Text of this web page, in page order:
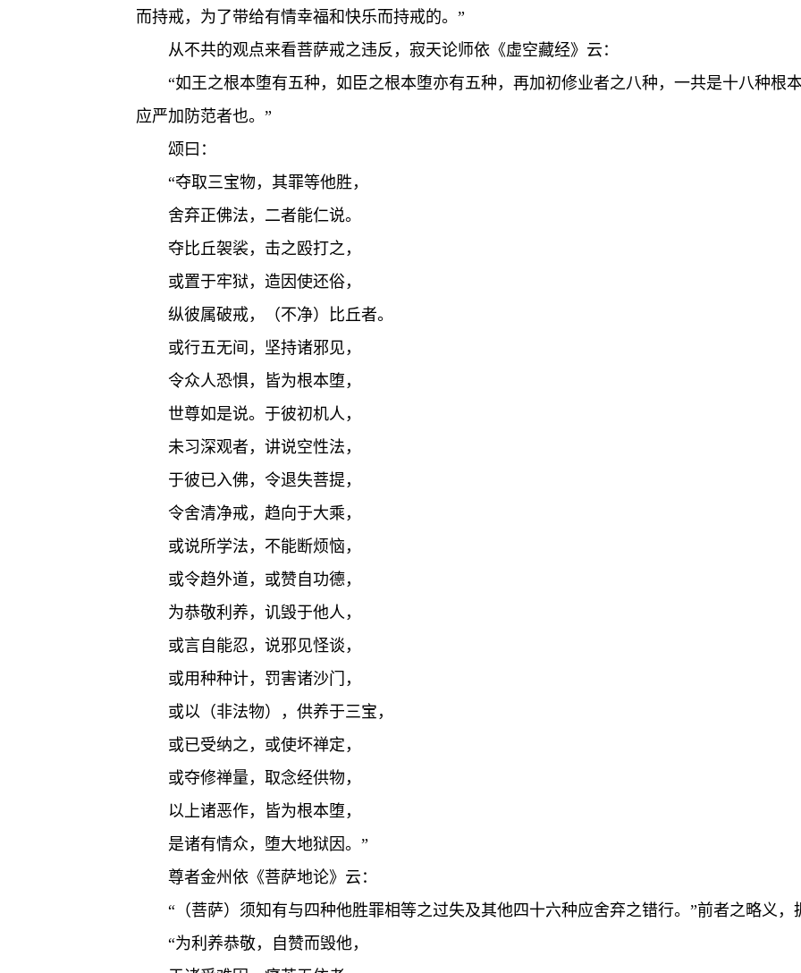
而持戒，为了带给有情幸福和快乐而持戒的。”
从不共的观点来看菩萨戒之违反，寂天论师依《虚空藏经》云：
“如王之根本堕有五种，如臣之根本堕亦有五种，再加初修业者之八种，一共是十八种根
应严加防范者也。”
颂曰：
“夺取三宝物，其罪等他胜，
舍弃正佛法，二者能仁说。
夺比丘袈裟，击之殴打之，
或置于牢狱，造因使还俗，
纵彼属破戒，（不净）比丘者。
或行五无间，坚持诸邪见，
令众人恐惧，皆为根本堕，
世尊如是说。于彼初机人，
未习深观者，讲说空性法，
于彼已入佛，令退失菩提，
令舍清净戒，趋向于大乘，
或说所学法，不能断烦恼，
或令趋外道，或赞自功德，
为恭敬利养，讥毁于他人，
或言自能忍，说邪见怪谈，
或用种种计，罚害诸沙门，
或以（非法物），供养于三宝，
或已受纳之，或使坏禅定，
或夺修禅量，取念经供物，
以上诸恶作，皆为根本堕，
是诸有情众，堕大地狱因。”
尊者金州依《菩萨地论》云：
“（菩萨）须知有与四种他胜罪相等之过失及其他四十六种应舍弃之错行。”前者之略义
“为利养恭敬，自赞而毁他，